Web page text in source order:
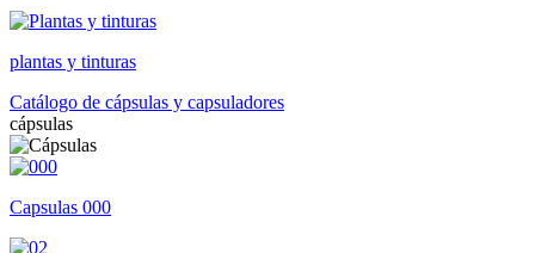
plantas y tinturas
Catálogo de cápsulas y capsuladores
cápsulas
Capsulas 000